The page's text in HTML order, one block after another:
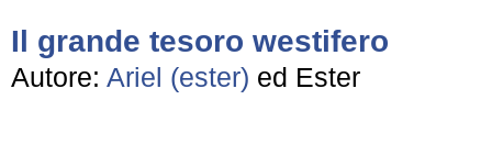
Il grande tesoro westifero
Autore: Ariel (ester) ed Ester